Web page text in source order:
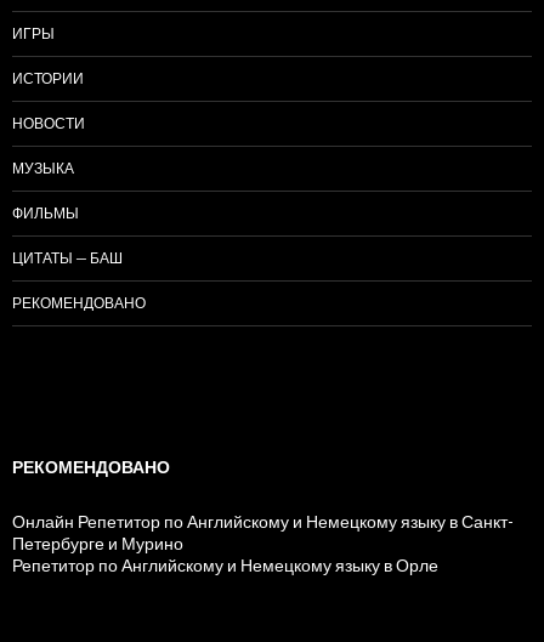
ИГРЫ
ИСТОРИИ
НОВОСТИ
МУЗЫКА
ФИЛЬМЫ
ЦИТАТЫ — БАШ
РЕКОМЕНДОВАНО
РЕКОМЕНДОВАНО
Онлайн Репетитор по Английскому и Немецкому языку в Санкт-
Петербурге и Мурино
Репетитор по Английскому и Немецкому языку в Орле